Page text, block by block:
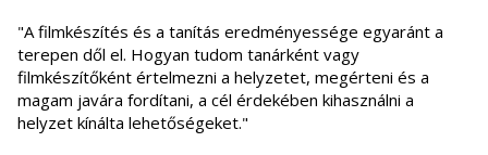
"A filmkészítés és a tanítás eredményessége egyaránt a
terepen dől el. Hogyan tudom tanárként vagy
filmkészítőként értelmezni a helyzetet, megérteni és a
magam javára fordítani, a cél érdekében kihasználni a
helyzet kínálta lehetőségeket."